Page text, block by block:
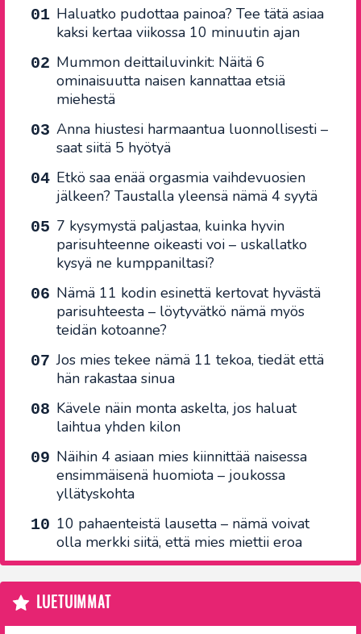
Haluatko pudottaa painoa? Tee tätä asiaa
kaksi kertaa viikossa 10 minuutin ajan
Mummon deittailuvinkit: Näitä 6
ominaisuutta naisen kannattaa etsiä
miehestä
Anna hiustesi harmaantua luonnollisesti –
saat siitä 5 hyötyä
Etkö saa enää orgasmia vaihdevuosien
jälkeen? Taustalla yleensä nämä 4 syytä
7 kysymystä paljastaa, kuinka hyvin
parisuhteenne oikeasti voi – uskallatko
kysyä ne kumppaniltasi?
Nämä 11 kodin esinettä kertovat hyvästä
parisuhteesta – löytyvätkö nämä myös
teidän kotoanne?
Jos mies tekee nämä 11 tekoa, tiedät että
hän rakastaa sinua
Kävele näin monta askelta, jos haluat
laihtua yhden kilon
Näihin 4 asiaan mies kiinnittää naisessa
ensimmäisenä huomiota – joukossa
yllätyskohta
10 pahaenteistä lausetta – nämä voivat
olla merkki siitä, että mies miettii eroa
LUETUIMMAT